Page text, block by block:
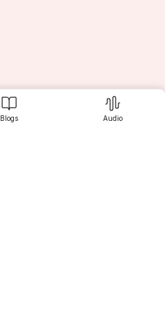
Blogs Audio